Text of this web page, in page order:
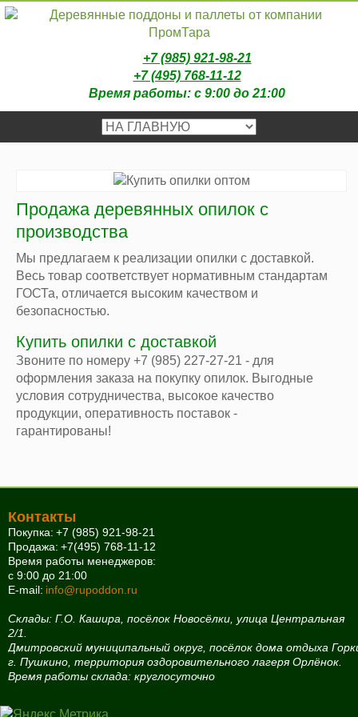
+7 (985) 921-98-21
+7 (495) 768-11-12
Время работы: с 9:00 до 21:00
ОКОНЧАТЕЛЬНУЮ СТОИМОСТЬ И РАЗМЕР СКИДКИ УТОЧНЯЙТЕ У
НАШИХ МЕНЕДЖЕРОВ ПО ТЕЛЕФОНАМ.
Деревянные поддоны/ Продажа деревянных опилок
Продажа деревянных опилок с
производства
Мы предлагаем к реализации опилки с доставкой.
Весь товар соответствует нормативным стандартам
ГОСТа, отличается высоким качеством и
безопасностью.
Купить опилки с доставкой
Звоните по номеру +7 (985) 227-27-21 - для
оформления заказа на покупку опилок. Выгодные
условия сотрудничества, высокое качество
продукции, оперативность поставок -
гарантированы!
Контакты
Покупка: +7 (985) 921-98-21
Продажа: +7(495) 768-11-12
Время работы менеджеров:
с 9:00 до 21:00
E-mail: info@rupoddon.ru
Склады: Г.О. Кашира, посёлок Новосёлки, улица Центральная
2/1.
Дмитровский муниципальный округ, посёлок дома отдыха
г. Пушкино, территория оздоровительного лагеря Орлёнок.
Время работы склада: круглосуточно